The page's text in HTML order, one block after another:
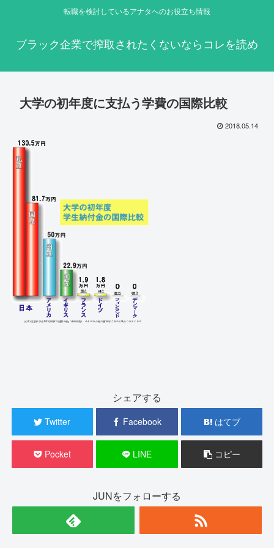
転職を検討しているアナタへのお役立ち情報
ブラック企業で搾取されたくないならコレを読め
大学の初年度に支払う学費の国際比較
2018.05.14
シェアする
Twitter Facebook はてブ
Pocket LINE コピー
JUNをフォローする